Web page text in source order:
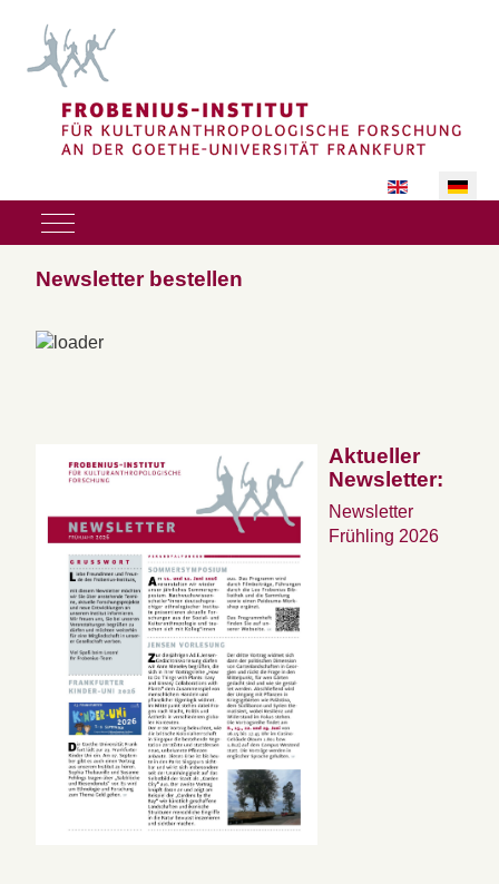
Sprache
Mobile Menu Toggle
Newsletter bestellen
Aktueller
Newsletter:
Newsletter
Frühling 2026